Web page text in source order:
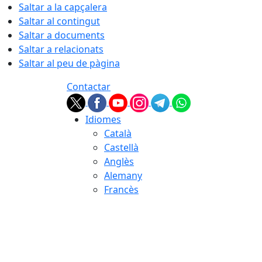
Saltar a la capçalera
Saltar al contingut
Saltar a documents
Saltar a relacionats
Saltar al peu de pàgina
Contactar
Idiomes
Català
Castellà
Anglès
Alemany
Francès